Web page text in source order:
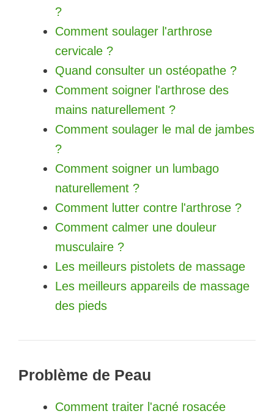
?
Comment soulager l'arthrose
cervicale ?
Quand consulter un ostéopathe ?
Comment soigner l'arthrose des
mains naturellement ?
Comment soulager le mal de jambes
?
Comment soigner un lumbago
naturellement ?
Comment lutter contre l'arthrose ?
Comment calmer une douleur
musculaire ?
Les meilleurs pistolets de massage
Les meilleurs appareils de massage
des pieds
Problème de Peau
Comment traiter l'acné rosacée